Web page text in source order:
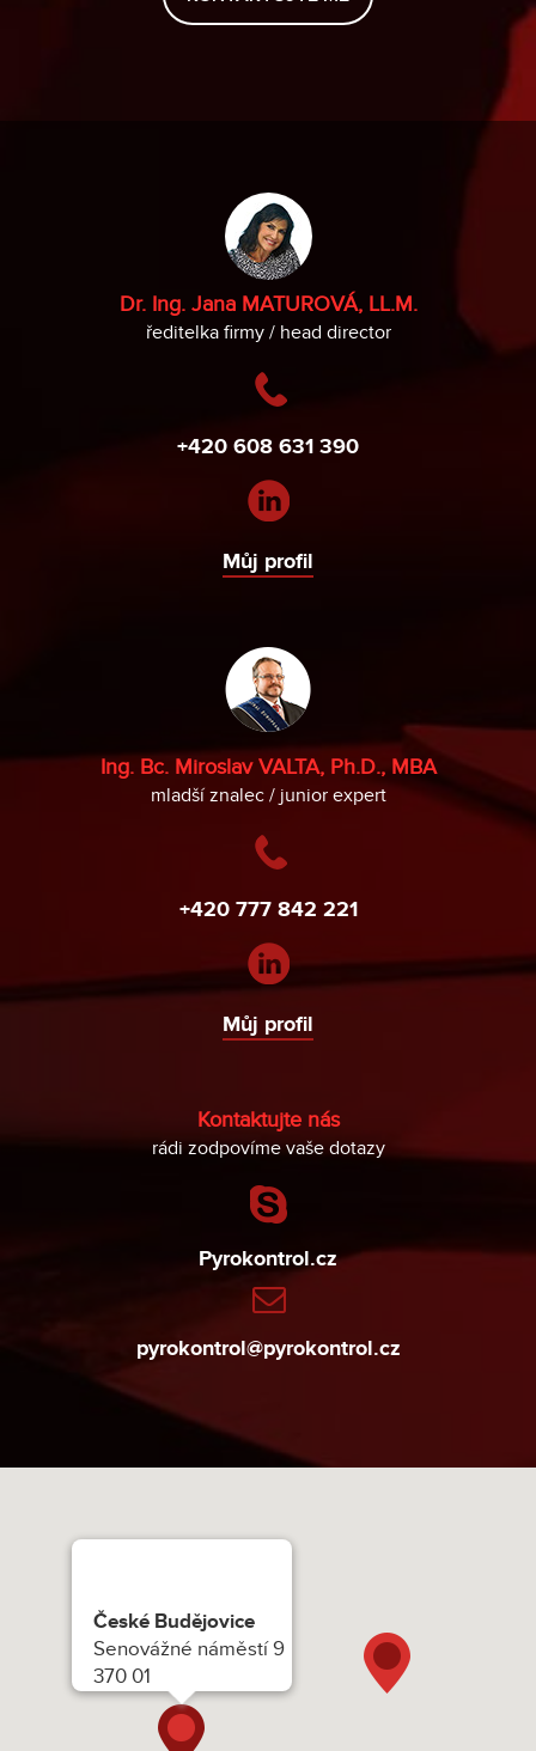
Dr. Ing. Jana MATUROVÁ, LL.M.
ředitelka firmy / head director
+420 608 631 390
Můj profil
Kontaktujte nás
rádi zodpovíme vaše dotazy
Pyrokontrol.cz
pyrokontrol@pyrokontrol.cz
Ing. Bc. Miroslav VALTA, Ph.D., MBA
mladší znalec / junior expert
+420 777 842 221
Můj profil
České Budějovice
Senovážné náměstí 9
370 01